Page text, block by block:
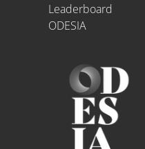
Leaderboard
ODESIA